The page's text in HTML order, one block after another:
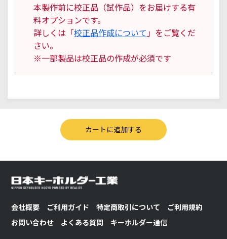
本製作前に校正品（試作品）をお届けする有
料オプションです。
詳しくは「校正品作成について 」をご覧くだ
さい。
※一部製品は校正品の作成が必須です
会社概要 ご利用ガイド 特定商取引について
ご利用規約
お問い合わせ
よくある質問 キーホルダー通信